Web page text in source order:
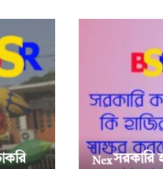
Nexসরকারি